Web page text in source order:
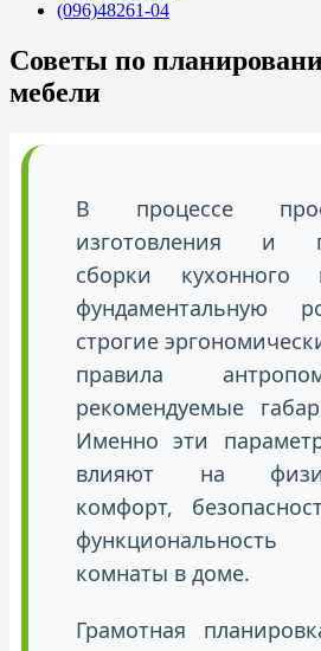
(096)48261-04
Советы по
мебели
В процессе
изготовления и
сборки кухонного
фундаментальную
строгие
правила
рекомендуемые
Именно эти
влияют на
комфорт,
комнаты в доме.
Грамотная